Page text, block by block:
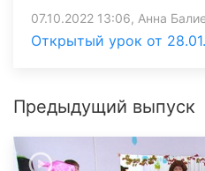
07.10.2022 13:06, Анна
Открытый урок от
Предыдущий выпуск